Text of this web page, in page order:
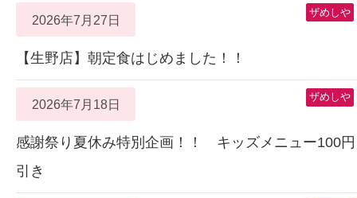
2026年7月27日 ザめしや
【生野店】朝定食はじめました！！
2026年7月18日 ザめしや
感謝祭り夏休み特別企画！！ キッズメニュー100円
引き